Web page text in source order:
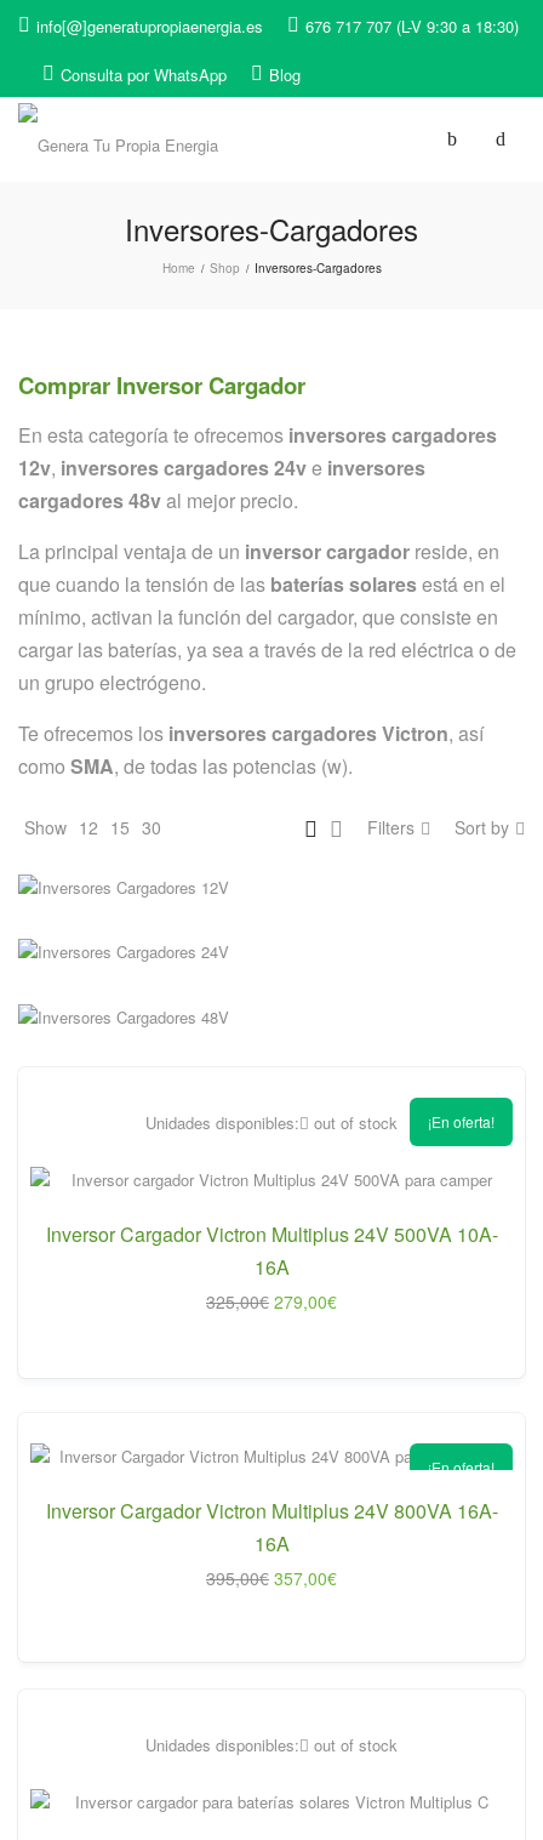
info[@]generatupropiaenergia.es 676 717 707 (L-V 9:30 a 18:30)
Consulta por WhatsApp Blog
Inversores-Cargadores
Home / Shop / Inversores-Cargadores
Comprar Inversor Cargador
En esta categoría te ofrecemos inversores cargadores
12v, inversores cargadores 24ve inversores
cargadores 48val mejor precio.
La principal ventaja de un inversor cargador reside, en
que cuando la tensión de las baterías solaresestá en el
mínimo, activan la función del cargador, que consiste en
cargar las baterías, ya sea a través de la red eléctrica o de
un grupo electrógeno.
Te ofrecemos los inversores cargadores Victron, así
como SMA, de todas las potencias (w).
Show 12 15 30 Filters Sort by
INVERSORES CARGADORES 24V
INVERSORES CARGADORES 48V
¡En oferta!
Unidades disponibles: out of stock
Inversor Cargador Victron Multiplus 24V 500VA 10A-
16A
325,00€ El
era:
279,00€El
es:
¡En oferta!
Inversor Cargador Victron Multiplus 24V 800VA 16A-
16A
395,00€ El
357,00€El
Unidades disponibles: out of stock